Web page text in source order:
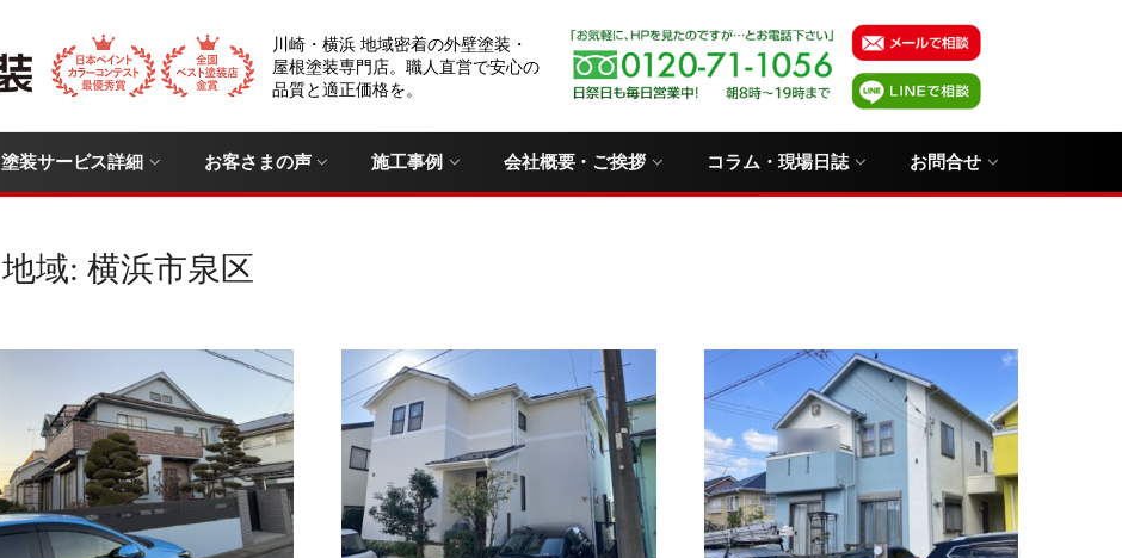
川崎・横浜 地域密着の外壁塗装・
屋根塗装専門店。職人直営で安心の
品質と適正価格を。
塗装サービス詳細 お客さまの声 施工事例 会社概要・ご挨拶 コラム・現場日誌 お問合せ
地域: 横浜市泉区